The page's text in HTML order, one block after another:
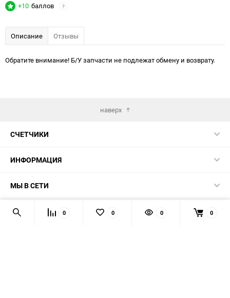
+10 баллов ?
Описание Отзывы
Обратите внимание! Б/У запчасти не подлежат обмену и возврату.
наверх
СЧЕТЧИКИ
ИНФОРМАЦИЯ
МЫ В СЕТИ
КОНТАКТЫ 0 0 0 0